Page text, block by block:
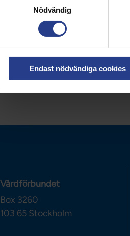
Nödvändig
Endast nödvändiga cookies
Chefsstöd och rådgivning, Halland
Avdelningsordförande vice, Halland
Kongressombud, Halland
Vårdförbundet
Box 3260
103 65 Stockholm